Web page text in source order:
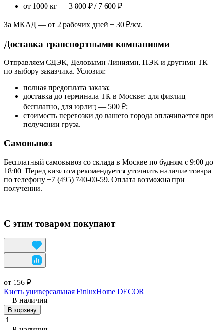
от 1000 кг — 3 800 ₽ / 7 600 ₽
За МКАД — от 2 рабочих дней + 30 ₽/км.
Доставка транспортными компаниями
Отправляем СДЭК, Деловыми Линиями, ПЭК и другими ТК
по выбору заказчика. Условия:
полная предоплата заказа;
доставка до терминала ТК в Москве: для физлиц —
бесплатно, для юрлиц — 500 ₽;
стоимость перевозки до вашего города оплачивается при
получении груза.
Самовывоз
Бесплатный самовывоз со склада в Москве по будням с 9:00 до
18:00. Перед визитом рекомендуется уточнить наличие товара
по телефону +7 (495) 740-00-59. Оплата возможна при
получении.
С этим товаром покупают
от 156 ₽
Кисть универсальная FinluxHome DECOR
В наличии
В корзину